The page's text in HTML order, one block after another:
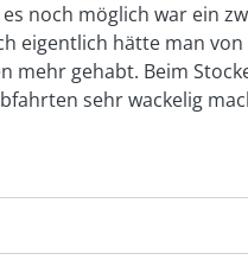
noch möglich war ein
eigentlich hätte man
mehr gehabt. Beim
sehr wackelig